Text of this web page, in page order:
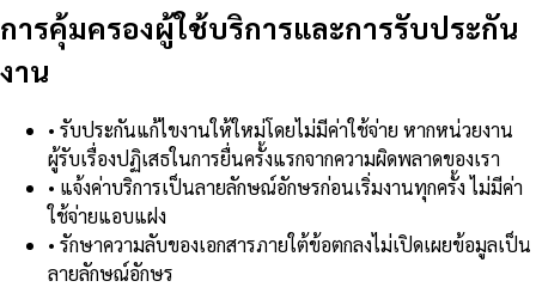
การคุ้มครองผู้ใช้บริการและการรับประกัน
งาน
• รับประกันแก้ไขงานให้ใหม่โดยไม่มีค่าใช้จ่าย หากหน่วยงาน
ผู้รับเรื่องปฏิเสธในการยื่นครั้งแรกจากความผิดพลาดของเรา
• แจ้งค่าบริการเป็นลายลักษณ์อักษรก่อนเริ่มงานทุกครั้ง ไม่มีค่า
ใช้จ่ายแอบแฝง
• รักษาความลับของเอกสารภายใต้ข้อตกลงไม่เปิดเผยข้อมูลเป็น
ลายลักษณ์อักษร